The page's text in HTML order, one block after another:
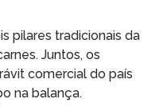
pilares tradicionais da
Juntos, os
comercial do país
na balança.